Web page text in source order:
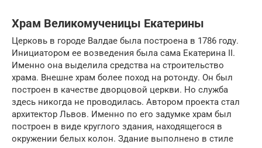
Храм Великомученицы Екатерины
Церковь в городе Валдае была построена в 1786 году.
Инициатором ее возведения была сама Екатерина ІІ.
Именно она выделила средства на строительство
храма. Внешне храм более поход на ротонду. Он был
построен в качестве дворцовой церкви. Но служба
здесь никогда не проводилась. Автором проекта стал
архитектор Львов. Именно по его задумке храм был
построен в виде круглого здания, находящегося в
окружении белых колон. Здание выполнено в стиле